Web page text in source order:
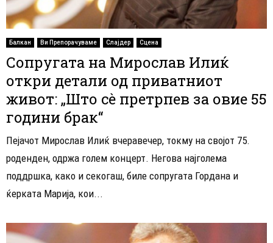
Балкан Ви Препорачуваме Слајдер Сцена
Сопругата на Мирослав Илиќ
откри детали од приватниот
живот: „Што сè претрпев за овие 55
години брак“
Пејачот Мирослав Илиќ вчеравечер, токму на својот 75.
роденден, одржа голем концерт. Негова најголема
поддршка, како и секогаш, биле сопругата Гордана и
ќерката Марија, кои...